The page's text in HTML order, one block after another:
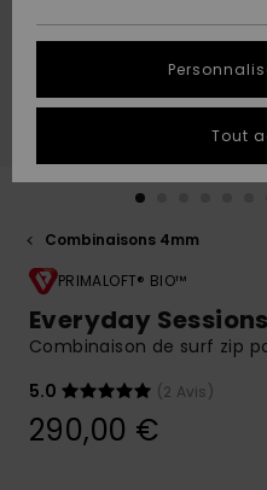
A
A
tailles
obtenir la
plus rapide
question.
Démarrer
conversation
QUIKSILVER
Combinaisons 4mm
PRIMALOFT® BIO™
Everyday
Combinaison de surf zip
5.0
(2 Avis)
290,00 €
Tout